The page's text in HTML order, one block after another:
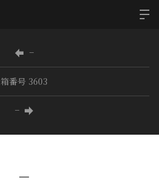
−
箱番号 3603
−
−